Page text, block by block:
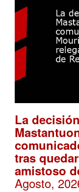
La
tras
amistoso
Agosto,